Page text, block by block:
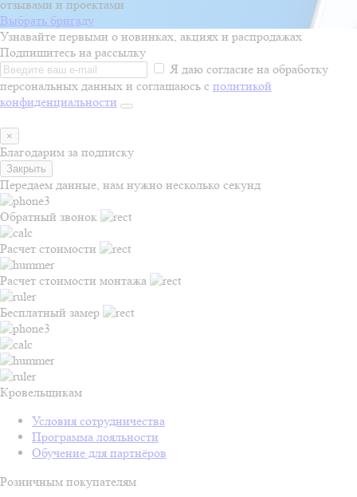
отзывами и проектами
Выбрать бригаду
Узнавайте первыми о новинках, акциях и распродажах
Подпишитесь на рассылку
Я даю согласие на обработку
персональных данных и соглашаюсь с политикой
конфиденциальности
×
Благодарим за подписку
Закрыть
Передаем данные, нам нужно несколько секунд
Обратный звонок
Расчет стоимости
Расчет стоимости монтажа
Бесплатный замер
Кровельщикам
Условия сотрудничества
Программа лояльности
Обучение для партнёров
Розничным покупателям